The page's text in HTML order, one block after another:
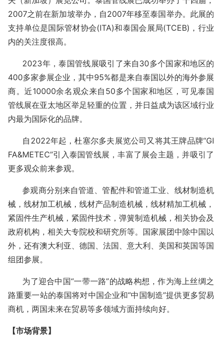
2007之前在新加坡举办， 自2007年移至泰国举办。此展的
支持单位是国际管材协会(ITA)和泰国会展局(TCEB)，行业
内的关注度很高。
2023年，泰国管线展吸引了来自30多个国家和地区的
400多家参展企业，其中95%都是来自泰国以外的海外参展
商。近10000余名观众来自50多个国家和地区，可见泰国
管线展在亚太地区举足轻重的位置，并日益成为该区域行业
内最为国际化的品牌。
自 2022年起，杜塞尔多夫展览公司又将其王牌品牌“GI
FA&METEC”引入泰国管线展，丰富了展会主题，并吸引了
更多观众前来参观。
参观商分别来自管道、管配件和管道工业、线材制造机
械，线材加工机械，线材产品制造机械，线材精加工机械，
紧固件生产机械，紧固件技术，弹簧制造机械，相关协会及
政府机构，相关大专院校和研究所等。国家展团中除中国以
外，还有澳大利亚、德国、法国、意大利、美国和英国等国
组团参展。
为了迎合中国“一带一路”的战略构想，作为海上丝绸之
路重要一站的泰国将对中国企业和“中国制造”提供更多贸易
商机，两国未来在贸易等多领域方面持续向好。
【市场背景】